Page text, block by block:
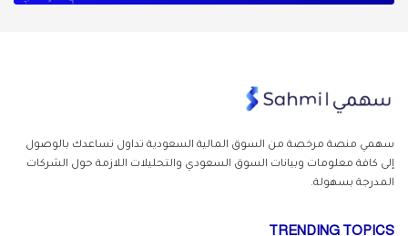
سهمي منصة مرخصة من السوق المالية السعودية تداول تساعدك بالوصول
إلى كافة معلومات وبيانات السوق السعودي والتحليلات اللازمة حول الشركات
المدرجة بسهولة.
TRENDING TOPICS